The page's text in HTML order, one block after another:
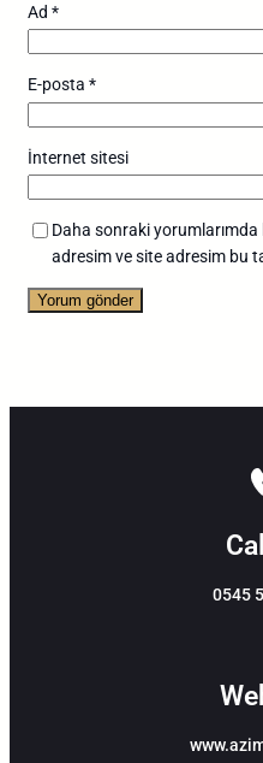
Ad *
E-posta *
İnternet sitesi
Daha sonraki yorumlarımda
adresim ve site adresim bu
0545